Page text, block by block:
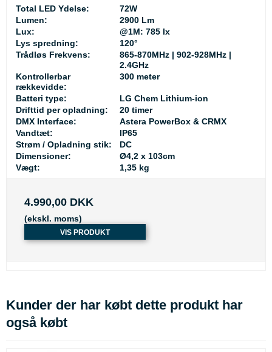
Total LED Ydelse:
72W
Lumen:
2900 Lm
Lux:
@1M: 785 lx
Lys spredning:
120°
Trådløs Frekvens:
865-870MHz | 902-928MHz |
2.4GHz
Kontrollerbar
rækkevidde:
300 meter
Batteri type:
LG Chem Lithium-ion
Drifttid per opladning:
20 timer
DMX Interface:
Astera PowerBox & CRMX
Vandtæt:
IP65
Strøm / Opladning stik:
DC
Dimensioner:
Ø4,2 x 103cm
Vægt:
1,35 kg
4.990,00 DKK
(ekskl. moms)
VIS PRODUKT
Kunder der har købt dette produkt har
også købt